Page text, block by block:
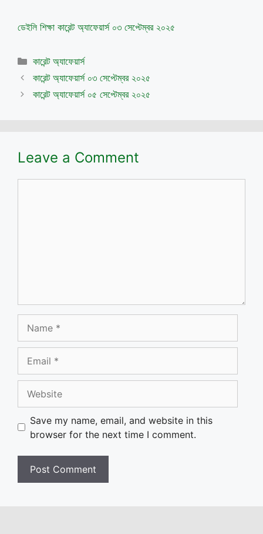
ডেইলি শিক্ষা কারেন্ট অ্যাফেয়ার্স ০৩ সেপ্টেম্বর ২০২৫
Categories
কারেন্ট অ্যাফেয়ার্স
কারেন্ট অ্যাফেয়ার্স ০৩ সেপ্টেম্বর ২০২৫
কারেন্ট অ্যাফেয়ার্স ০৫ সেপ্টেম্বর ২০২৫
Leave a Comment
Save my name, email, and website in this
browser for the next time I comment.